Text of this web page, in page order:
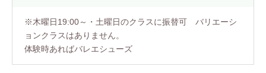
※木曜日19:00～・土曜日のクラスに振替可 バリエーシ
ョンクラスはありません。
体験時あればバレエシューズ